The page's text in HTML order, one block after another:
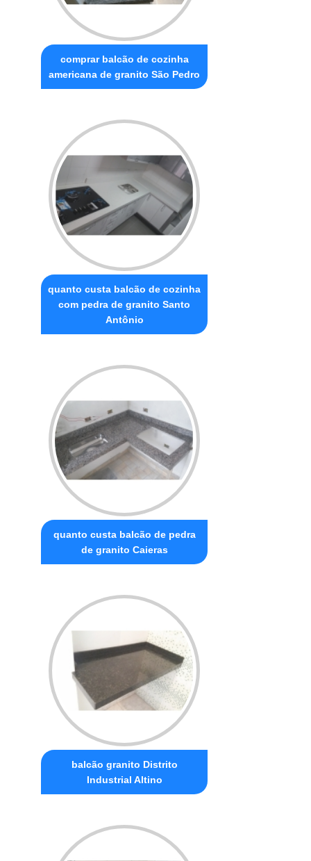
comprar balcão de cozinha
americana de granito São Pedro
quanto custa balcão de cozinha
com pedra de granito Santo
Antônio
quanto custa balcão de pedra
de granito Caieras
balcão granito Distrito
Industrial Altino